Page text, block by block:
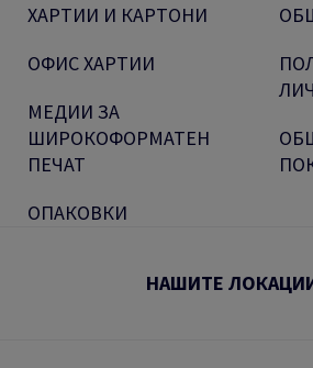
ХАРТИИ И КАРТОНИ
ОФИС ХАРТИИ
МЕДИИ ЗА
ШИРОКОФОРМАТЕН
ПЕЧАТ
ОПАКОВКИ
НАШИТЕ